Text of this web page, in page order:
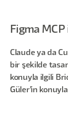
Figma MCP
Claude ya da
bir şekilde
konuyla ilgili
Güler’in